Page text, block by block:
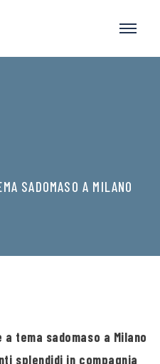
SADOMASO A MILANO
tema sadomaso a Milano
splendidi in compagnia